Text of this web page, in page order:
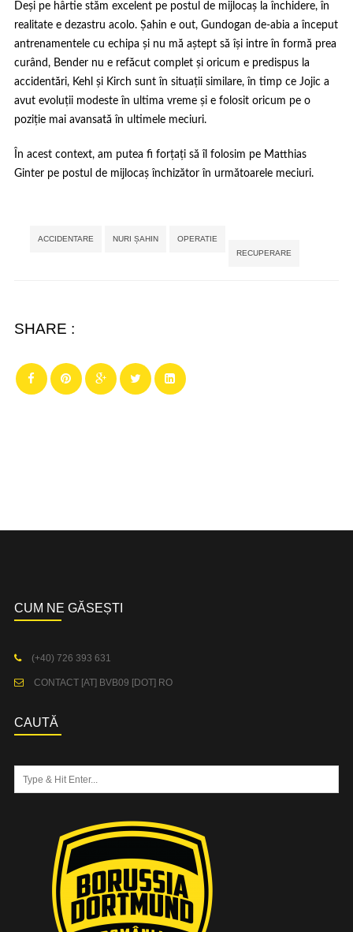
Deși pe hârtie stăm excelent pe postul de mijlocaș la închidere, în
realitate e dezastru acolo. Șahin e out, Gundogan de-abia a început
antrenamentele cu echipa și nu mă aștept să își intre în formă prea
curând, Bender nu e refăcut complet și oricum e predispus la
accidentări, Kehl și Kirch sunt în situații similare, în timp ce Jojic a
avut evoluții modeste în ultima vreme și e folosit oricum pe o
poziție mai avansată în ultimele meciuri.
În acest context, am putea fi forțați să îl folosim pe Matthias
Ginter pe postul de mijlocaș închizător în următoarele meciuri.
ACCIDENTARE NURI ȘAHIN OPERATIE
RECUPERARE
SHARE :
CUM NE GĂSEȘTI
(+40) 726 393 631
CONTACT [AT] BVB09 [DOT] RO
CAUTĂ